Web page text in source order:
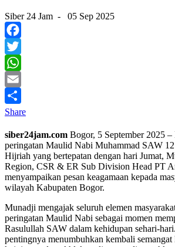
Siber 24 Jam - 05 Sep 2025
Facebook
Twitter
WhatsApp
Email
Share
siber24jam.com Bogor, 5 September 2025
peringatan Maulid Nabi Muhammad SAW
Hijriah yang bertepatan dengan hari Jumat,
Region, CSR & ER Sub Division Head PT
menyampaikan pesan keagamaan kepada
wilayah Kabupaten Bogor.
Munadji mengajak seluruh elemen
peringatan Maulid Nabi sebagai momen
Rasulullah SAW dalam kehidupan sehari-
pentingnya menumbuhkan kembali semangat